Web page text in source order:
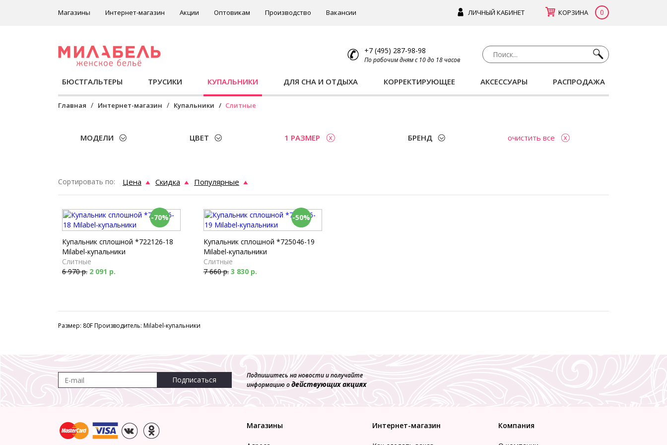
ЛИЧНЫЙ КАБИНЕТ КОРЗИНА 0
Магазины Интернет-магазин Акции Оптовикам Производство Вакансии
+7 (495) 287-98-98
По рабочим дням с 10 до 18 часов
БЮСТГАЛЬТЕРЫ ТРУСИКИ КУПАЛЬНИКИ ДЛЯ СНА И ОТДЫХА КОРРЕКТИРУЮЩЕЕ АКСЕССУАРЫ РАСПРОДАЖА
Главная Интернет-магазин Купальники Слитные
МОДЕЛИ ЦВЕТ 1 РАЗМЕР БРЕНД очистить все
Сортировать по: Цена Скидка Популярные
-70%
Купальник сплошной *722126-18
Milabel-купальники
Слитные
6 970 р. 2 091 р.
-50%
Купальник сплошной *725046-19
Milabel-купальники
Слитные
7 660 р. 3 830 р.
Размер: 80F Производитель: Milabel-купальники
Подписаться
Подпишитесь на новости и получайте
информацию одействующих акциях
Магазины Интернет-магазин Компания